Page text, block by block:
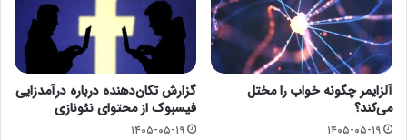
آلزایمر چگونه خواب را مختل
می‌کند؟
۱۴۰۵-۰۵-۱۹
گزارش تکان‌دهنده درباره درآمدزایی
فیسبوک از محتوای نئونازی
۱۴۰۵-۰۵-۱۹